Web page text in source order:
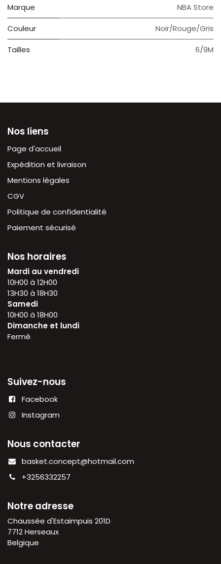
Marque NBA Store
Couleur Noir/Rouge/Gris
Tailles 6/9M
Nos liens
Page d'accueil
Expédition et livraison
Mentions légales
CGV
Politique de confidentialité
Paiement sécurisé
Nos horaires
Mardi au vendredi
10H00 à 12H00
13H30 à 18H30
Samedi
10H00 à 18H00
Dimanche et lundi
Fermé
Suivez-nous
Facebook
Instagram
Nous contacter
basket.concept@hotmail.com
+3256332257
Notre adresse
Chaussée d'Estaimpuis 201D
7712 Herseaux
Belgique